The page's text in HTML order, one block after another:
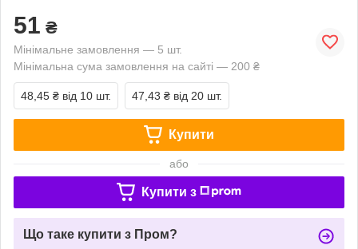
51 ₴
Мінімальне замовлення — 5 шт.
Мінімальна сума замовлення на сайті — 200 ₴
48,45 ₴ від 10 шт. 47,43 ₴ від 20 шт.
Купити
або
Купити з
Що таке купити з Пром?